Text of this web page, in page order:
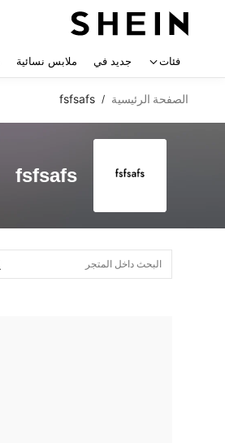
فئات جديد في ملابس نسائية
الصفحة الرئيسية /
fsfsafs
fsfsafs